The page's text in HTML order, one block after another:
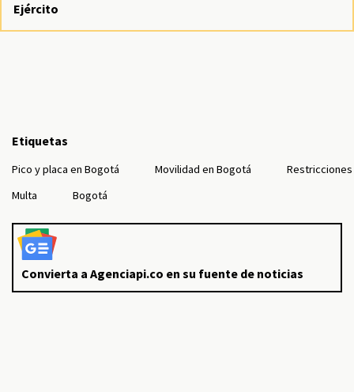
Ejército
Etiquetas
Pico y placa en Bogotá Movilidad en Bogotá
Restricciones
Multa
Bogotá
Convierta a Agenciapi.co en su fuente de noticias